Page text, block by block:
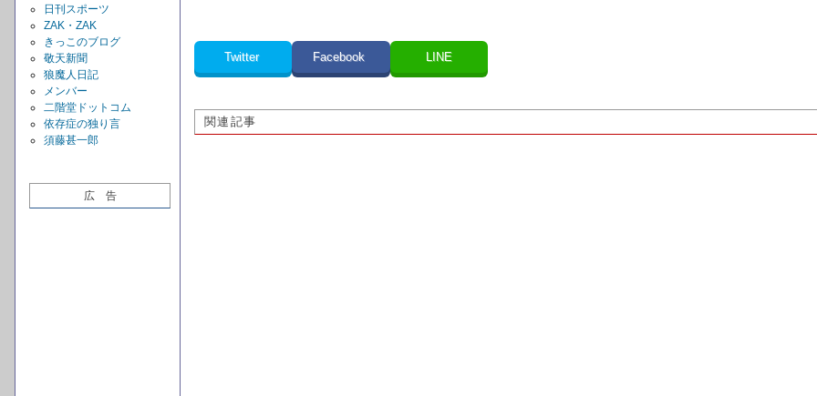
日刊スポーツ
ZAK・ZAK
きっこのブログ
敬天新聞
狼魔人日記
メンバー
二階堂ドットコム
依存症の独り言
須藤甚一郎
広 告
Twitter Facebook LINE
関連記事